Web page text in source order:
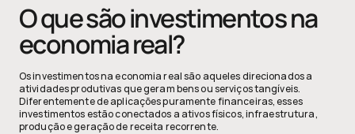
O que são investimentos na
economia real?
Os investimentos na economia real são aqueles direcionados a
atividades produtivas que geram bens ou serviços tangíveis.
Diferentemente de aplicações puramente financeiras, esses
investimentos estão conectados a ativos físicos, infraestrutura,
produção e geração de receita recorrente.